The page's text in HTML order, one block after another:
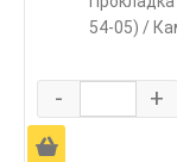
54-05) /
- +
Ä